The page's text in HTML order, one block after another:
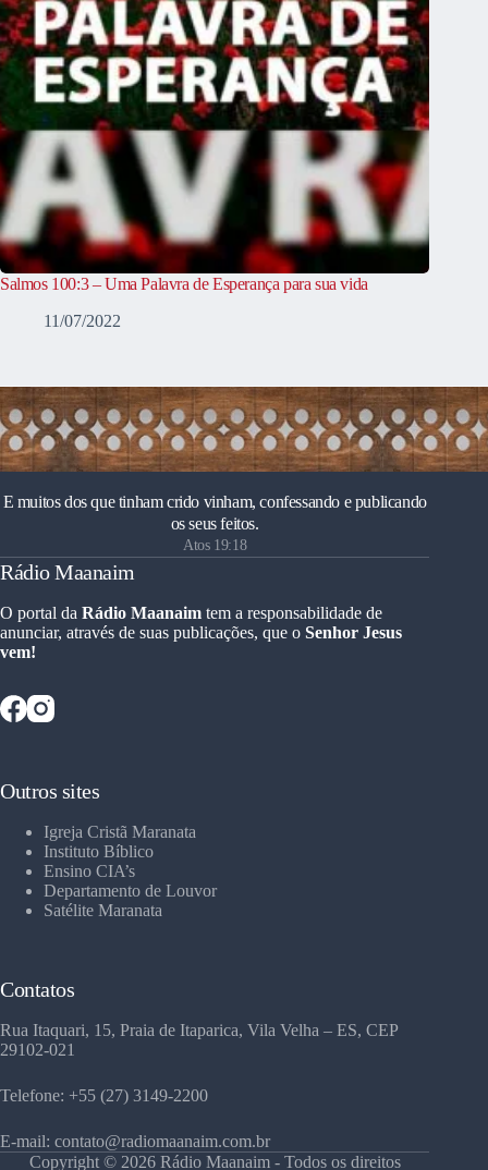
Salmos 100:3 – Uma Palavra de Esperança para sua vida
11/07/2022
E muitos dos que tinham crido vinham, confessando e publicando
os seus feitos.
Atos 19:18
Rádio Maanaim
O portal da Rádio Maanaim tem a responsabilidade de
anunciar, através de suas publicações, que o Senhor Jesus
vem!
Outros sites
Igreja Cristã Maranata
Instituto Bíblico
Ensino CIA’s
Departamento de Louvor
Satélite Maranata
Contatos
Rua Itaquari, 15, Praia de Itaparica, Vila Velha – ES, CEP
29102-021
Telefone: +55 (27) 3149-2200
E-mail: contato@radiomaanaim.com.br
Copyright © 2026 Rádio Maanaim - Todos os direitos